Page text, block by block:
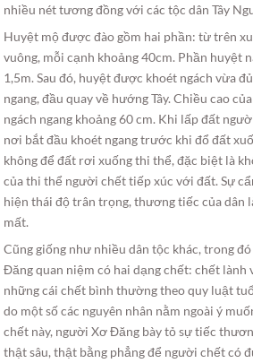
nhiều nét tương đồng với các tộc dân Tây
Huyệt mộ được đào gồm hai phần: từ trên
vuông, mỗi cạnh khoảng 40cm. Phần huyệt
1,5m. Sau đó, huyệt được khoét ngách vừa
ngang, đầu quay về hướng Tây. Chiều cao
ngách ngang khoảng 60 cm. Khi lấp đất
nơi bắt đầu khoét ngang trước khi đổ đất
không để đất rơi xuống thi thể, đặc biệt là
của thi thể người chết tiếp xúc với đất. Sự
hiện thái độ trân trọng, thương tiếc của dân
mất.
Cũng giống như nhiều dân tộc khác, trong
Đăng quan niệm có hai dạng chết: chết lành
những cái chết bình thường theo quy luật
do một số các nguyên nhân nằm ngoài ý
chết này, người Xơ Đăng bày tỏ sự tiếc
thật sâu, thật bằng phẳng để người chết có